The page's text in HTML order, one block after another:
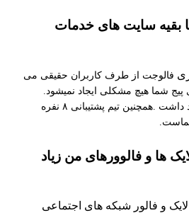
بقیه سایت های خدمات
فالوجت از طرف کاربران حقیقی می
شما هیچ مشکلی ایجاد نمیشود.
ریزش بسیاری کمی خواهد داشت .همچنین تیم پشتیبانی ۸ نفره
ها و فالوورهای من زیاد
لایک و فالور شبکه های اجتماعی